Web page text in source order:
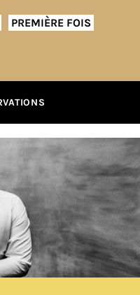
PREMIÈRE FOIS